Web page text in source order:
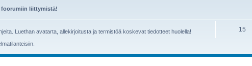
foorumiin liittymistä!
Luethan avatarta, allekirjoitusta ja termistöä koskevat tiedotteet huolella!
15